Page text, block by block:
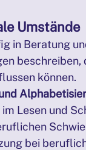
Umstände
in Beratung
beschreiben,
können.
Lesen und
bei